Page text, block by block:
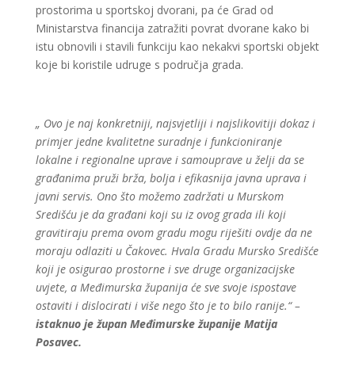
prostorima u sportskoj dvorani, pa će Grad od
Ministarstva financija zatražiti povrat dvorane kako bi
istu obnovili i stavili funkciju kao nekakvi sportski objekt
koje bi koristile udruge s područja grada.
„ Ovo je naj konkretniji, najsvjetliji i najslikovitiji dokaz i
primjer jedne kvalitetne suradnje i funkcioniranje
lokalne i regionalne uprave i samouprave u želji da se
građanima pruži brža, bolja i efikasnija javna uprava i
javni servis. Ono što možemo zadržati u Murskom
Središću je da građani koji su iz ovog grada ili koji
gravitiraju prema ovom gradu mogu riješiti ovdje da ne
moraju odlaziti u Čakovec. Hvala Gradu Mursko Središće
koji je osigurao prostorne i sve druge organizacijske
uvjete, a Međimurska županija će sve svoje ispostave
ostaviti i dislocirati i više nego što je to bilo ranije.“ –
istaknuo je župan Međimurske županije Matija
Posavec.